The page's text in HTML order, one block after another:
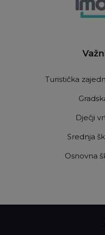
Turistička
Dječji
Srednja
Osnovna